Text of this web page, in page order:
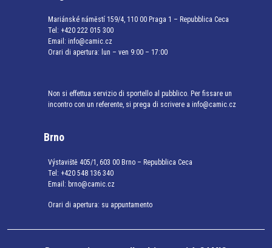
Mariánské náměstí 159/4, 110 00 Praga 1 – Repubblica Ceca
Tel: +420 222 015 300
Email: info@camic.cz
Orari di apertura: lun – ven 9:00 – 17:00
Non si effettua servizio di sportello al pubblico. Per fissare un
incontro con un referente, si prega di scrivere a info@camic.cz
Brno
Výstaviště 405/1, 603 00 Brno – Repubblica Ceca
Tel: +420 548 136 340
Email: brno@camic.cz
Orari di apertura: su appuntamento